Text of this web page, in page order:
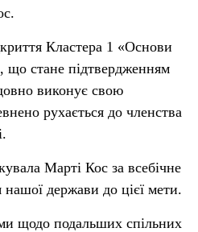
Кластера 1 «Основи
стане підтвердженням
виконує свою
рухається до членства
Марті Кос за всебічне
держави до цієї мети.
щодо подальших спільних